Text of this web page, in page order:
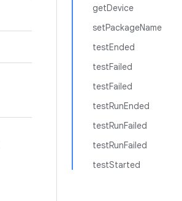
getDevice
setPackageName
testEnded
testFailed
testFailed
testRunEnded
testRunFailed
testRunFailed
testStarted